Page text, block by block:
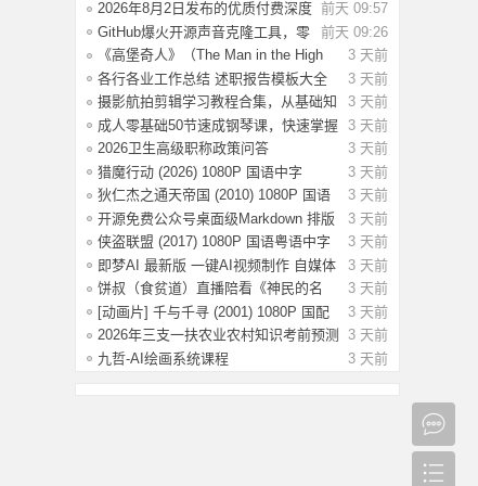
前天 09:57
2026年8月2日发布的优质付费深度
文章合集【
前天 09:26
GitHub爆火开源声音克隆工具，零
部署3秒音
3 天前
《高堡奇人》（The Man in the High
Castle
3 天前
各行各业工作总结 述职报告模板大全
【52.9M
3 天前
摄影航拍剪辑学习教程合集，从基础知
识到高
3 天前
成人零基础50节速成钢琴课，快速掌握
钢琴演
3 天前
2026卫生高级职称政策问答
3 天前
猎魔行动 (2026) 1080P 国语中字
[1.53G]
3 天前
狄仁杰之通天帝国 (2010) 1080P 国语
粤语中
3 天前
开源免费公众号桌面级Markdown 排版
工具【2
3 天前
侠盗联盟 (2017) 1080P 国语粤语中字
[5.48
3 天前
即梦AI 最新版 一键AI视频制作 自媒体
视频
3 天前
饼叔（食贫道）直播陪看《神民的名
义》卧底
3 天前
[动画片] 千与千寻 (2001) 1080P 国配
国语
3 天前
2026年三支一扶农业农村知识考前预测
420题
3 天前
九哲-AI绘画系统课程